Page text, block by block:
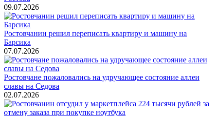
09.07.2026
Ростовчанин решил переписать квартиру и машину на
Барсика
07.07.2026
Ростовчане пожаловались на удручающее состояние аллеи
славы на Седова
02.07.2026